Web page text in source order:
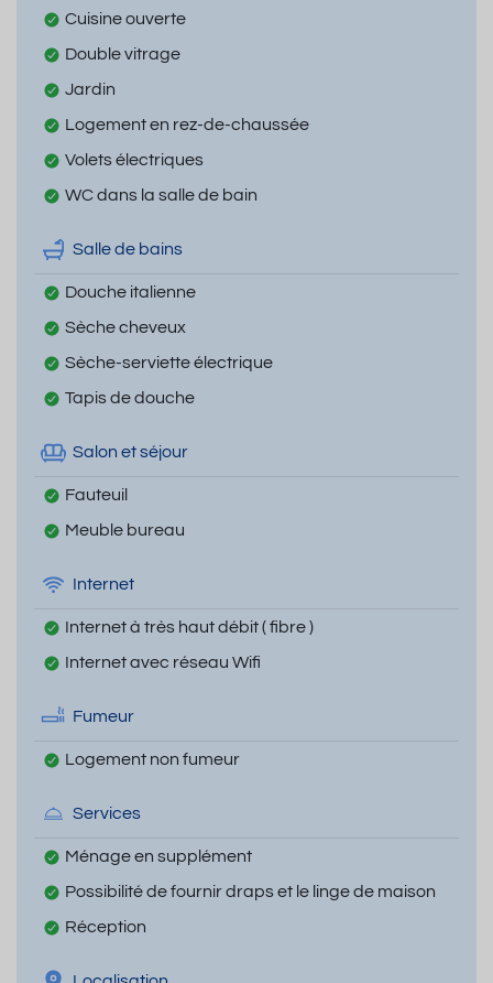
Cuisine ouverte
Double vitrage
Jardin
Logement en rez-de-chaussée
Volets électriques
WC dans la salle de bain
Salle de bains
Douche italienne
Sèche cheveux
Sèche-serviette électrique
Tapis de douche
Salon et séjour
Fauteuil
Meuble bureau
Internet
Internet à très haut débit ( fibre )
Internet avec réseau Wifi
Fumeur
Logement non fumeur
Services
Ménage en supplément
Possibilité de fournir draps et le linge de maison
Réception